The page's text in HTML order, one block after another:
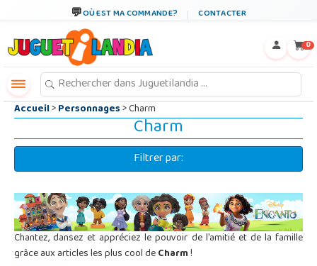
OÙ EST MA COMMANDE? CONTACTER
0
Accueil>Personnages> Charm
Charm
Filtrer par:
Chantez, dansez et appréciez le pouvoir de l'amitié et de la famille
grâce aux articles les plus cool deCharm!